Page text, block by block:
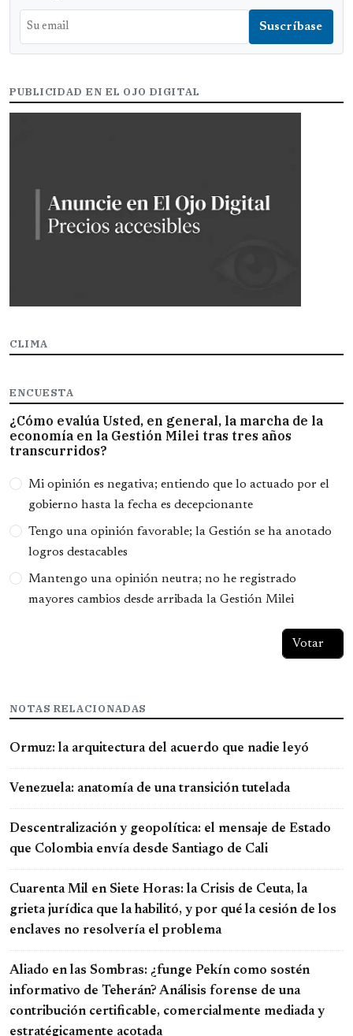
PUBLICIDAD EN EL OJO DIGITAL
CLIMA
ENCUESTA
¿Cómo evalúa Usted, en general, la marcha de la
economía en la Gestión Milei tras tres años
transcurridos?
Opciones
Mi opinión es negativa; entiendo que lo actuado por el
gobierno hasta la fecha es decepcionante
Tengo una opinión favorable; la Gestión se ha anotado
logros destacables
Mantengo una opinión neutra; no he registrado
mayores cambios desde arribada la Gestión Milei
NOTAS RELACIONADAS
Ormuz: la arquitectura del acuerdo que nadie leyó
Venezuela: anatomía de una transición tutelada
Descentralización y geopolítica: el mensaje de Estado
que Colombia envía desde Santiago de Cali
Cuarenta Mil en Siete Horas: la Crisis de Ceuta, la
grieta jurídica que la habilitó, y por qué la cesión de los
enclaves no resolvería el problema
Aliado en las Sombras: ¿funge Pekín como sostén
informativo de Teherán? Análisis forense de una
contribución certificable, comercialmente mediada y
estratégicamente acotada